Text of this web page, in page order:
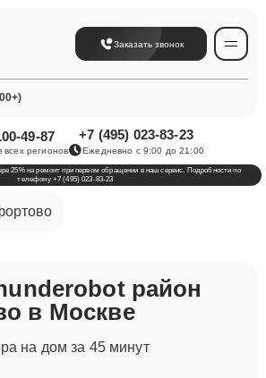
Заказать звонок
49-87
регионов
+7 (495) 023-83-23
Ежедневно с 9:00 до 21:00
25% на ремонт при первом обращении в наш сервис. Подробности по
телефону +7 (495) 023-83-23
район
в Москве
на дом за 45 минут